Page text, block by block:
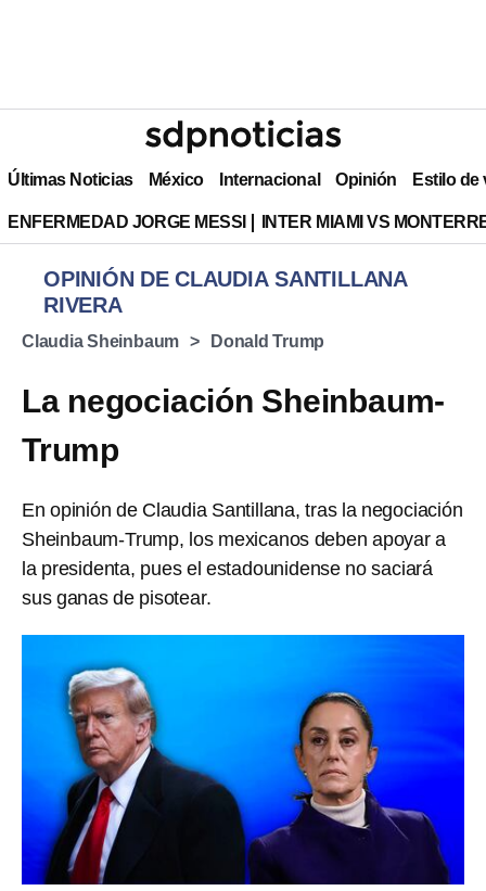
Últimas Noticias México Internacional Opinión Estilo de
ENFERMEDAD JORGE MESSI INTER MIAMI VS
OPINIÓN DE CLAUDIA SANTILLANA
RIVERA
Claudia Sheinbaum Donald Trump
La negociación Sheinbaum-
Trump
En opinión de Claudia Santillana, tras la negociación
Sheinbaum-Trump, los mexicanos deben apoyar a
la presidenta, pues el estadounidense no saciará
sus ganas de pisotear.